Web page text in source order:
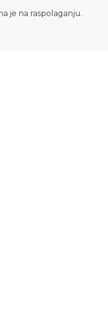
je na raspolaganju.